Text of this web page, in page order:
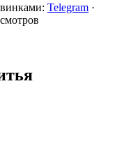
Telegram ·